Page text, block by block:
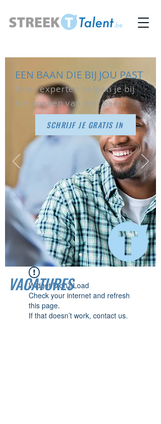
Onze experten helpen je bij
het zoeken van een baan.
SCHRIJF JE GRATIS IN
EEN BAAN DIE BIJ JOU PAST
Widget Didn’t Load
Check your internet and refresh
this page.
If that doesn’t work, contact us.
VACATURES